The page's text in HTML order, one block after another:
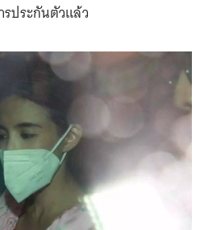
ประกันตัวแล้ว